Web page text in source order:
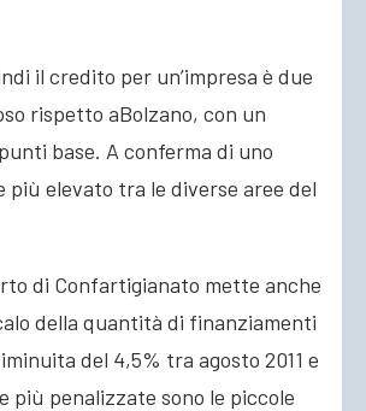
il credito per un’impresa è due
rispetto aBolzano, con un
base. A conferma di uno
più elevato tra le diverse aree del
di Confartigianato mette anche
della quantità di finanziamenti
del 4,5% tra agosto 2011 e
più penalizzate sono le piccole